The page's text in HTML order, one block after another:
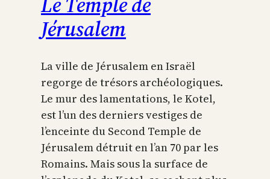
Jérusalem
La ville de Jérusalem en Israël
regorge de trésors archéologiques.
Le mur des lamentations, le Kotel,
est l’un des derniers vestiges de
l’enceinte du Second Temple de
Jérusalem détruit en l’an 70 par les
Romains. Mais sous la surface de